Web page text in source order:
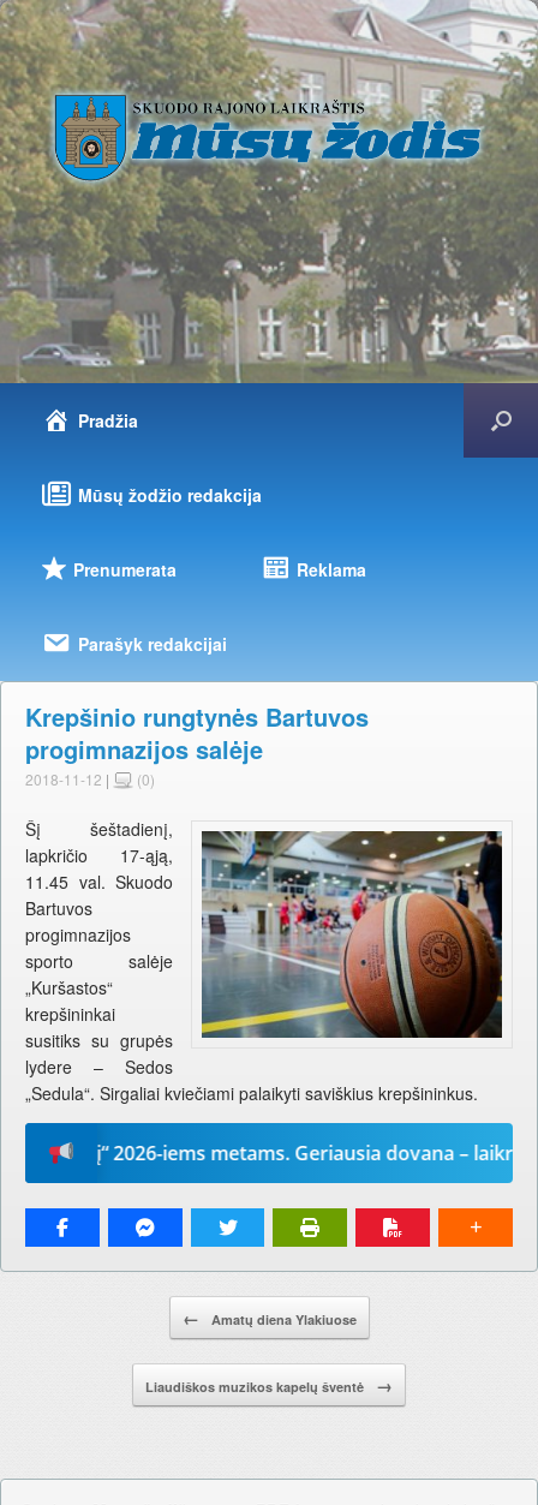
Pradžia
Mūsų žodžio redakcija
Prenumerata Reklama
Parašyk redakcijai
Krepšinio rungtynės Bartuvos
progimnazijos salėje
2018-11-12 | (0)
Šį šeštadienį,
lapkričio 17-ąją,
11.45 val. Skuodo
Bartuvos
progimnazijos
sporto salėje
„Kuršastos“
krepšininkai
susitiks su grupės
lydere – Sedos
„Sedula“. Sirgaliai kviečiami palaikyti saviškius krepšininkus.
žodį“ 2026-iems metams. Geriausia dovana – laikraštis!
← Amatų diena Ylakiuose
Liaudiškos muzikos kapelų šventė →